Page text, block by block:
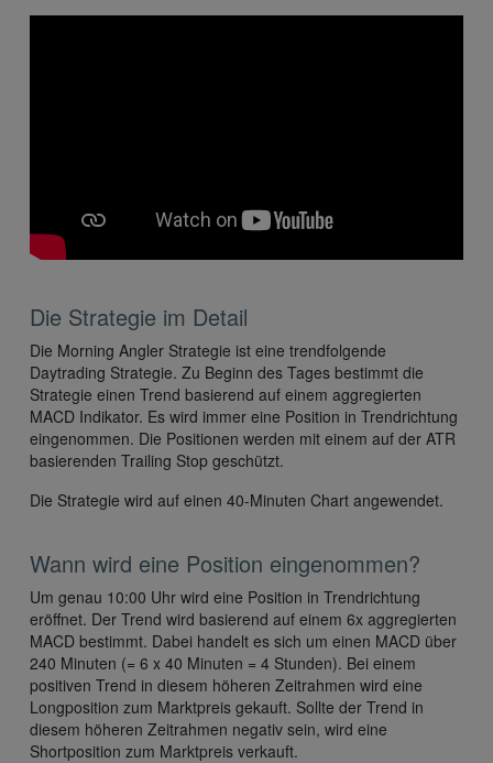
Die Strategie im Detail
Die Morning Angler Strategie ist eine trendfolgende
Daytrading Strategie. Zu Beginn des Tages bestimmt die
Strategie einen Trend basierend auf einem aggregierten
MACD Indikator. Es wird immer eine Position in Trendrichtung
eingenommen. Die Positionen werden mit einem auf der ATR
basierenden Trailing Stop geschützt.
Die Strategie wird auf einen 40-Minuten Chart angewendet.
Wann wird eine Position eingenommen?
Um genau 10:00 Uhr wird eine Position in Trendrichtung
eröffnet. Der Trend wird basierend auf einem 6x aggregierten
MACD bestimmt. Dabei handelt es sich um einen MACD über
240 Minuten (= 6 x 40 Minuten = 4 Stunden). Bei einem
positiven Trend in diesem höheren Zeitrahmen wird eine
Longposition zum Marktpreis gekauft. Sollte der Trend in
diesem höheren Zeitrahmen negativ sein, wird eine
Shortposition zum Marktpreis verkauft.